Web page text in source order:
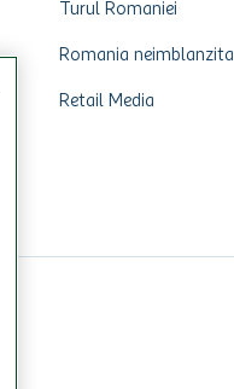
Turul Romaniei
Romania neimblanzita
Retail Media